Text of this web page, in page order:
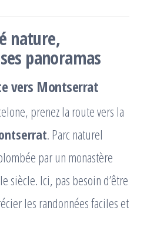
nature,
panoramas
vers Montserrat
prenez la route vers la
. Parc naturel
par un monastère
siècle. Ici, pas besoin d’être
les randonnées faciles et